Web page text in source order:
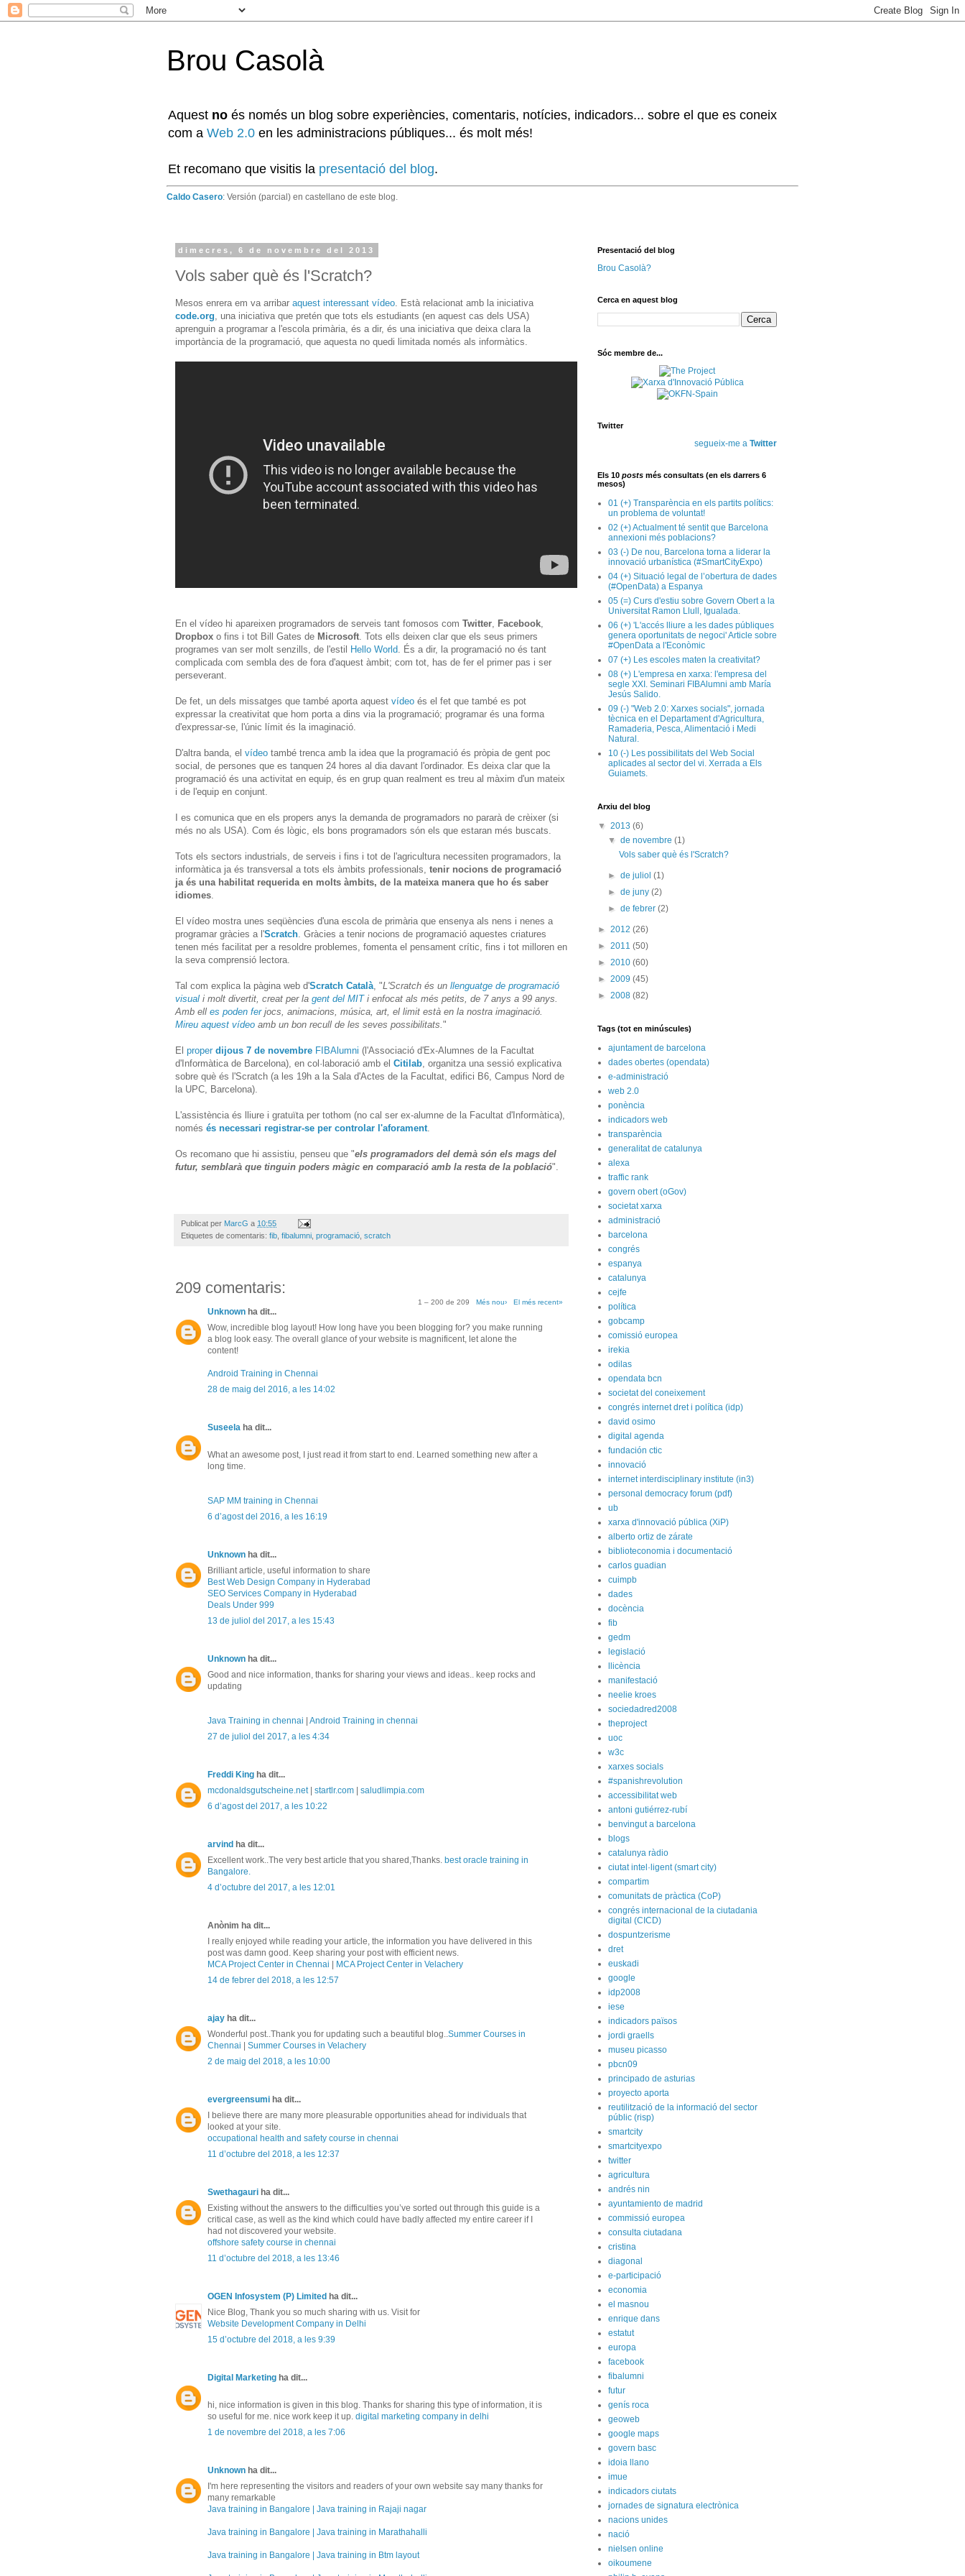
Brou Casolà
Aquest no és només un blog sobre experiències, comentaris, notícies, indicadors... sobre el que es coneix
com a Web 2.0 en les administracions públiques... és molt més!
Et recomano que visitis la presentació del blog.
Caldo Casero: Versión (parcial) en castellano de este blog.
dimecres, 6 de novembre del 2013
Vols saber què és l'Scratch?
Mesos enrera em va arribar aquest interessant vídeo . Està relacionat amb la iniciativa
code.org , una iniciativa que pretén que tots els estudiants (en aquest cas dels USA)
aprenguin a programar a l'escola primària, és a dir, és una iniciativa que deixa clara la
importància de la programació, que aquesta no quedi limitada només als informàtics.
En el vídeo hi apareixen programadors de serveis tant fomosos com Twitter Facebook
Dropbox o fins i tot Bill Gates de Microsoft . Tots ells deixen clar que els seus primers
programes van ser molt senzills, de l'estil Hello World . És a dir, la programació no és tant
complicada com sembla des de fora d'aquest àmbit; com tot, has de fer el primer pas i ser
perseverant.
De fet, un dels missatges que també aporta aquest vídeo és el fet que també es pot
expressar la creativitat que hom porta a dins via la programació; programar és una forma
d'expressar-se, l'únic límit és la imaginació.
D'altra banda, el vídeo també trenca amb la idea que la programació és pròpia de gent poc
social, de persones que es tanquen 24 hores al dia davant l'ordinador. Es deixa clar que la
programació és una activitat en equip, és en grup quan realment es treu al màxim d'un mateix
i de l'equip en conjunt.
I es comunica que en els propers anys la demanda de programadors no pararà de crèixer (si
més no als USA). Com és lògic, els bons programadors són els que estaran més buscats.
Tots els sectors industrials, de serveis i fins i tot de l'agricultura necessiten programadors, la
informàtica ja és transversal a tots els àmbits professionals, tenir nocions de programació
ja és una habilitat requerida en molts àmbits, de la mateixa manera que ho és saber
idiomes
El vídeo mostra unes seqüències d'una escola de primària que ensenya als nens i nenes a
programar gràcies a l'Scratch . Gràcies a tenir nocions de programació aquestes criatures
tenen més facilitat per a resoldre problemes, fomenta el pensament crític, fins i tot milloren en
la seva comprensió lectora.
Tal com explica la pàgina web d'Scratch Català , "L'Scratch és un llenguatge de programació
visual i molt divertit, creat per la gent del MITi enfocat als més petits, de 7 anys a 99 anys.
Amb ell es poden ferjocs, animacions, música, art, el limit està en la nostra imaginació.
Mireu aquest vídeo amb un bon recull de les seves possibilitats. "
El proper dijous 7 de novembre FIBAlumni (l'Associació d'Ex-Alumnes de la Facultat
d'Informàtica de Barcelona), en col·laboració amb el Citilab , organitza una sessió explicativa
sobre què és l'Scratch (a les 19h a la Sala d'Actes de la Facultat, edifici B6, Campus Nord de
la UPC, Barcelona).
L'assistència és lliure i gratuïta per tothom (no cal ser ex-alumne de la Facultat d'Informàtica),
només és necessari registrar-se per controlar l'aforament
Os recomano que hi assistiu, penseu que "els programadors del demà són els mags del
futur, semblarà que tinguin poders màgic en comparació amb la resta de la població".
Publicat per MarcG a 10:55
Etiquetes de comentaris: fib fibalumni programació scratch
209 comentaris:
1 – 200 de 209 Més nou› El més recent»
Unknown ha dit...
Wow, incredible blog layout! How long have you been blogging for? you make running
a blog look easy. The overall glance of your website is magnificent, let alone the
content!
Android Training in Chennai
28 de maig del 2016, a les 14:02
Suseela ha dit...
What an awesome post, I just read it from start to end. Learned something new after a
long time.
SAP MM training in Chennai
6 d’agost del 2016, a les 16:19
Unknown ha dit...
Brilliant article, useful information to share
Best Web Design Company in Hyderabad
SEO Services Company in Hyderabad
Deals Under 999
13 de juliol del 2017, a les 15:43
Unknown ha dit...
Good and nice information, thanks for sharing your views and ideas.. keep rocks and
updating
Java Training in chennai | Android Training in chennai
27 de juliol del 2017, a les 4:34
Freddi King ha dit...
mcdonaldsgutscheine.net| startlr.com | saludlimpia.com
6 d’agost del 2017, a les 10:22
arvind ha dit...
Excellent work..The very best article that you shared,Thanks. best oracle training in
Bangalore.
4 d’octubre del 2017, a les 12:01
Anònim ha dit...
I really enjoyed while reading your article, the information you have delivered in this
post was damn good. Keep sharing your post with efficient news.
MCA Project Center in Chennai | MCA Project Center in Velachery
14 de febrer del 2018, a les 12:57
ajay ha dit...
Wonderful post..Thank you for updating such a beautiful blog.. Summer Courses in
Chennai | Summer Courses in Velachery
2 de maig del 2018, a les 10:00
evergreensumi ha dit...
I believe there are many more pleasurable opportunities ahead for individuals that
looked at your site.
occupational health and safety course in chennai
11 d’octubre del 2018, a les 12:37
Swethagauri ha dit...
Existing without the answers to the difficulties you’ve sorted out through this guide is a
critical case, as well as the kind which could have badly affected my entire career if I
had not discovered your website.
offshore safety course in chennai
11 d’octubre del 2018, a les 13:46
OGEN Infosystem (P) Limited ha dit...
Nice Blog, Thank you so much sharing with us. Visit for
Website Development Company in Delhi
15 d’octubre del 2018, a les 9:39
Digital Marketing ha dit...
hi, nice information is given in this blog. Thanks for sharing this type of information, it is
so useful for me. nice work keep it up. digital marketing company in delhi
1 de novembre del 2018, a les 7:06
Unknown ha dit...
I'm here representing the visitors and readers of your own website say many thanks for
many remarkable
Java training in Bangalore | Java training in Rajaji nagar
Java training in Bangalore | Java training in Marathahalli
Java training in Bangalore | Java training in Btm layout
Presentació del blog
Brou Casolà?
Cerca en aquest blog
Sóc membre de...
Twitter
segueix-me a Twitter
Els 10 posts més consultats (en els darrers 6
mesos)
01 (+) Transparència en els partits polítics:
un problema de voluntat!
02 (+) Actualment té sentit que Barcelona
annexioni més poblacions?
03 (-) De nou, Barcelona torna a liderar la
innovació urbanística (#SmartCityExpo)
04 (+) Situació legal de l’obertura de dades
(#OpenData) a Espanya
05 (=) Curs d'estiu sobre Govern Obert a la
Universitat Ramon Llull, Igualada.
06 (+) 'L'accés lliure a les dades públiques
genera oportunitats de negoci' Article sobre
#OpenData a l'Econòmic
07 (+) Les escoles maten la creativitat?
08 (+) L'empresa en xarxa: l'empresa del
segle XXI. Seminari FIBAlumni amb María
Jesús Salido.
09 (-) "Web 2.0: Xarxes socials", jornada
tècnica en el Departament d'Agricultura,
Ramaderia, Pesca, Alimentació i Medi
Natural.
10 (-) Les possibilitats del Web Social
aplicades al sector del vi. Xerrada a Els
Guiamets.
Arxiu del blog
▼ 2013 (6)
▼de novembre(1)
Vols saber què és l'Scratch?
►de juliol(1)
►de juny(2)
►de febrer(2)
► 2012 (26)
► 2011 (50)
► 2010 (60)
► 2009 (45)
► 2008 (82)
Tags (tot en minúscules)
ajuntament de barcelona
dades obertes (opendata)
e-administració
web 2.0
ponència
indicadors web
transparència
generalitat de catalunya
alexa
traffic rank
govern obert (oGov)
societat xarxa
administració
barcelona
congrés
espanya
catalunya
cejfe
política
gobcamp
comissió europea
irekia
odilas
opendata bcn
societat del coneixement
congrés internet dret i política (idp)
david osimo
digital agenda
fundación ctic
innovació
internet interdisciplinary institute (in3)
personal democracy forum (pdf)
ub
xarxa d'innovació pública (XiP)
alberto ortiz de zárate
biblioteconomia i documentació
carlos guadian
cuimpb
dades
docència
fib
gedm
legislació
llicència
manifestació
neelie kroes
sociedadred2008
theproject
uoc
w3c
xarxes socials
#spanishrevolution
accessibilitat web
antoni gutiérrez-rubí
benvingut a barcelona
blogs
catalunya ràdio
ciutat intel·ligent (smart city)
compartim
comunitats de pràctica (CoP)
congrés internacional de la ciutadania
digital (CICD)
dospuntzerisme
dret
euskadi
google
idp2008
iese
indicadors països
jordi graells
museu picasso
pbcn09
principado de asturias
proyecto aporta
reutilització de la informació del sector
públic (risp)
smartcity
smartcityexpo
twitter
agricultura
andrés nin
ayuntamiento de madrid
commissió europea
consulta ciutadana
cristina
diagonal
e-participació
economia
el masnou
enrique dans
estatut
europa
facebook
fibalumni
futur
genís roca
geoweb
google maps
govern basc
idoia llano
imue
indicadors ciutats
jornades de signatura electrònica
nacions unides
nació
nielsen online
oikoumene